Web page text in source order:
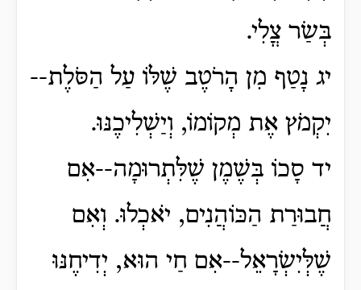
בְּשַׂר צֳלִי.
יג נָטַף מִן הָרֹטֶב שֶׁלּוֹ עַל הַסֹּלֶת--
יִקְמֹץ אֶת מְקוֹמוֹ, וְיַשְׁלִיכֶנּוּ.
יד סָכוֹ בְּשֶׁמֶן שֶׁלִּתְרוּמָה--אִם
חֲבוּרַת הַכּוֹהֲנִים, יֹאכְלוּ. וְאִם
שֶׁלְּיִשְׂרָאֵל--אִם חַי הוּא, יְדִיחֶנּוּ